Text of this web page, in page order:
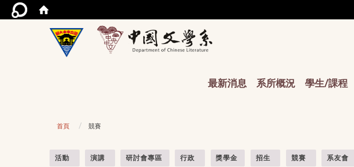
最新消息 系所概況 學生/課程
首頁 競賽
活動 演講 研討會專區 行政 獎學金 招生 競賽 系友會